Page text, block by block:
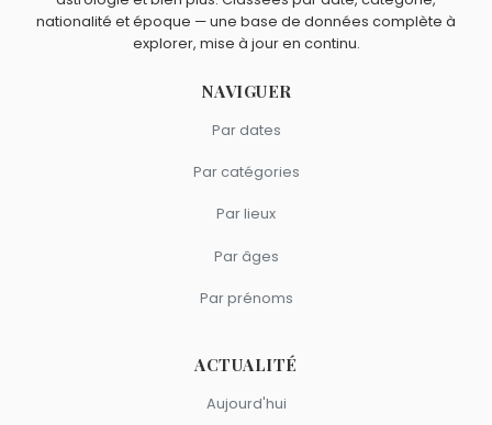
nationalité et époque — une base de données complète à
explorer, mise à jour en continu.
NAVIGUER
Par dates
Par catégories
Par lieux
Par âges
Par prénoms
ACTUALITÉ
Aujourd'hui